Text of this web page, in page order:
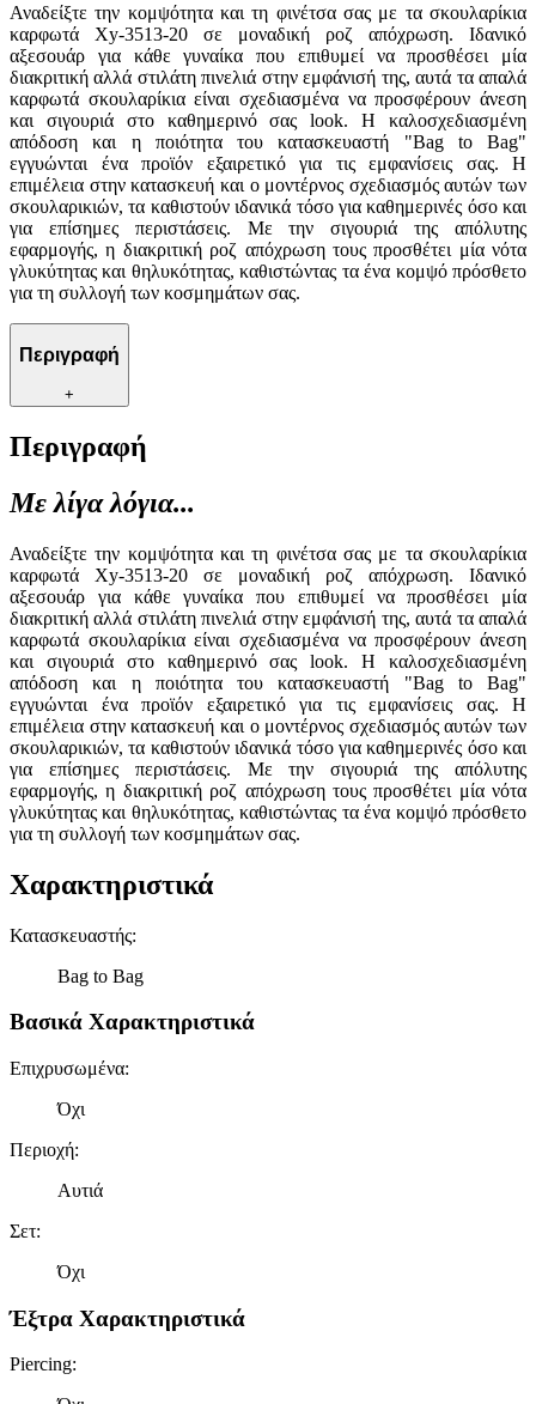
Αναδείξτε την κομψότητα και τη φινέτσα σας με τα σκουλαρίκια
καρφωτά Xy-3513-20 σε μοναδική ροζ απόχρωση. Ιδανικό
αξεσουάρ για κάθε γυναίκα που επιθυμεί να προσθέσει μία
διακριτική αλλά στιλάτη πινελιά στην εμφάνισή της, αυτά τα απαλά
καρφωτά σκουλαρίκια είναι σχεδιασμένα να προσφέρουν άνεση
και σιγουριά στο καθημερινό σας look. Η καλοσχεδιασμένη
απόδοση και η ποιότητα του κατασκευαστή "Bag to Bag"
εγγυώνται ένα προϊόν εξαιρετικό για τις εμφανίσεις σας. Η
επιμέλεια στην κατασκευή και ο μοντέρνος σχεδιασμός αυτών των
σκουλαρικιών, τα καθιστούν ιδανικά τόσο για καθημερινές όσο και
για επίσημες περιστάσεις. Με την σιγουριά της απόλυτης
εφαρμογής, η διακριτική ροζ απόχρωση τους προσθέτει μία νότα
γλυκύτητας και θηλυκότητας, καθιστώντας τα ένα κομψό πρόσθετο
για τη συλλογή των κοσμημάτων σας.
Περιγραφή
+
Περιγραφή
Με λίγα λόγια...
Αναδείξτε την κομψότητα και τη φινέτσα σας με τα σκουλαρίκια
καρφωτά Xy-3513-20 σε μοναδική ροζ απόχρωση. Ιδανικό
αξεσουάρ για κάθε γυναίκα που επιθυμεί να προσθέσει μία
διακριτική αλλά στιλάτη πινελιά στην εμφάνισή της, αυτά τα απαλά
καρφωτά σκουλαρίκια είναι σχεδιασμένα να προσφέρουν άνεση
και σιγουριά στο καθημερινό σας look. Η καλοσχεδιασμένη
απόδοση και η ποιότητα του κατασκευαστή "Bag to Bag"
εγγυώνται ένα προϊόν εξαιρετικό για τις εμφανίσεις σας. Η
επιμέλεια στην κατασκευή και ο μοντέρνος σχεδιασμός αυτών των
σκουλαρικιών, τα καθιστούν ιδανικά τόσο για καθημερινές όσο και
για επίσημες περιστάσεις. Με την σιγουριά της απόλυτης
εφαρμογής, η διακριτική ροζ απόχρωση τους προσθέτει μία νότα
γλυκύτητας και θηλυκότητας, καθιστώντας τα ένα κομψό πρόσθετο
για τη συλλογή των κοσμημάτων σας.
Χαρακτηριστικά
Κατασκευαστής:
Bag to Bag
Βασικά Χαρακτηριστικά
Επιχρυσωμένα:
Όχι
Περιοχή:
Αυτιά
Σετ:
Όχι
Έξτρα Χαρακτηριστικά
Piercing: